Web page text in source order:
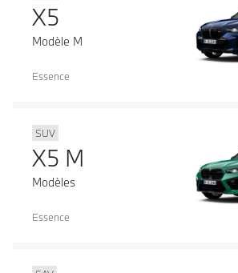
X5
Modèle M
Essence
SUV
X5 M
Modèles
Essence